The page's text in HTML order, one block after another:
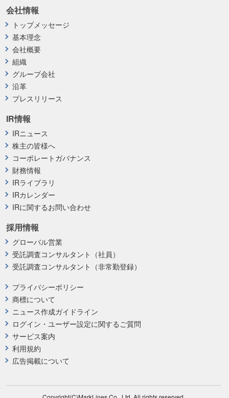
プライバシーポリシー
商標について
ニュース作成ガイドライン
ログイン・ユーザー設定に関するご質問
サービス案内
利用規約
広告掲載について
採用情報
グローバル営業
受託調査コンサルタント（社員）
受託調査コンサルタント（非常勤登録）
会社情報
トップメッセージ
基本理念
会社概要
組織
グループ会社
沿革
プレスリリース
IR情報
IRニュース
株主の皆様へ
コーポレートガバナンス
財務情報
IRライブラリ
IRカレンダー
IRに関するお問い合わせ